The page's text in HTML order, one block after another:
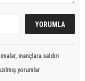
inançlara saldırı
yorumlar